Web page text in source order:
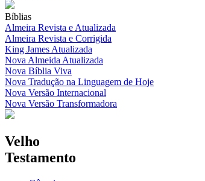
Bíblias
Almeira Revista e Atualizada
Almeira Revista e Corrigida
King James Atualizada
Nova Almeida Atualizada
Nova Bíblia Viva
Nova Tradução na Linguagem de Hoje
Nova Versão Internacional
Nova Versão Transformadora
Velho
Testamento